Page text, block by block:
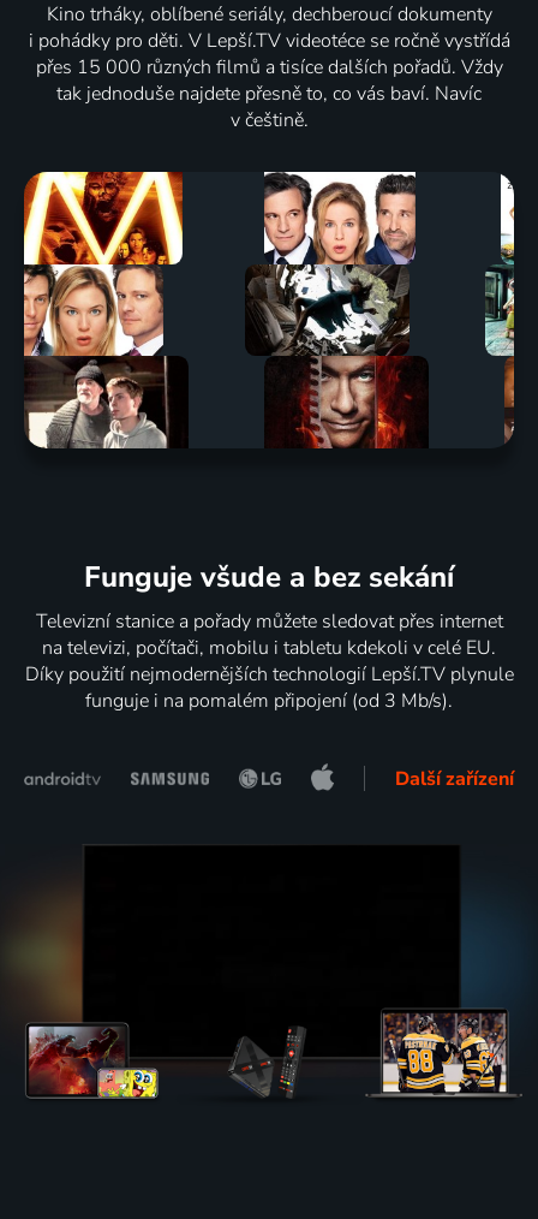
Kino trháky, oblíbené seriály, dechberoucí dokumenty
i pohádky pro děti. V Lepší.TV videotéce se ročně vystřídá
přes 15 000 různých filmů a tisíce dalších pořadů. Vždy
tak jednoduše najdete přesně to, co vás baví. Navíc
v češtině.
Funguje všude a bez sekání
Televizní stanice a pořady můžete sledovat přes internet
na televizi, počítači, mobilu i tabletu kdekoli v celé EU.
Díky použití nejmodernějších technologií Lepší.TV plynule
funguje i na pomalém připojení (od 3 Mb/s).
Další zařízení